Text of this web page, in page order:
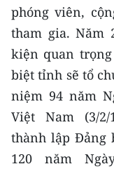
ENGLISH
中文
FRANÇAIS
РУССКИЙ
ESPAÑOL
phóng viên,
tham gia. Năm
kiện quan
biệt tỉnh sẽ tổ
niệm 94 năm
Việt Nam (3/2/
thành lập Đảng
120 năm